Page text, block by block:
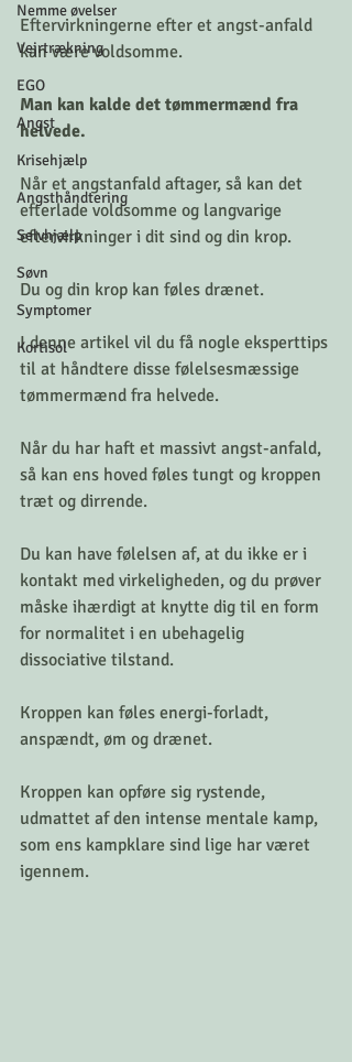
Nemme øvelser
Vejrtrækning
EGO
Angst
Krisehjælp
Angsthåndtering
Selvhjælp
Søvn
Symptomer
Kortisol
Eftervirkningerne efter et angst-anfald
kan være voldsomme.
Man kan kalde det tømmermænd fra
helvede.
Når et angstanfald aftager, så kan det
efterlade voldsomme og langvarige
eftervirkninger i dit sind og din krop.
Du og din krop kan føles drænet.
I denne artikel vil du få nogle eksperttips
til at håndtere disse følelsesmæssige
tømmermænd fra helvede.
Når du har haft et massivt angst-anfald,
så kan ens hoved føles tungt og kroppen
træt og dirrende.
Du kan have følelsen af, at du ikke er i
kontakt med virkeligheden, og du prøver
måske ihærdigt at knytte dig til en form
for normalitet i en ubehagelig
dissociative tilstand.
Kroppen kan føles energi-forladt,
anspændt, øm og drænet.
Kroppen kan opføre sig rystende,
udmattet af den intense mentale kamp,
som ens kampklare sind lige har været
igennem.